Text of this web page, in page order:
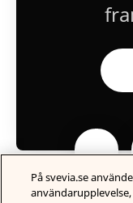
På svevia.se